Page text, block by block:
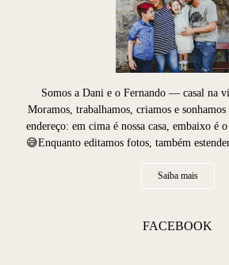
Somos a Dani e o Fernando — casal na
Moramos, trabalhamos, criamos e
endereço: em cima é nossa casa, embaixo é
😅Enquanto editamos fotos, também
Saiba mais
FACEBOOK